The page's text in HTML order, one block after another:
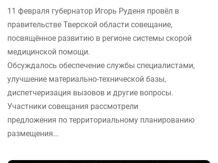
11 февраля губернатор Игорь Руденя провёл в
правительстве Тверской области совещание,
посвящённое развитию в регионе системы скорой
медицинской помощи.
Обсуждалось обеспечение службы специалистами,
улучшение материально-технической базы,
диспетчеризация вызовов и другие вопросы.
Участники совещания рассмотрели
предложения по территориальному планированию
размещения...